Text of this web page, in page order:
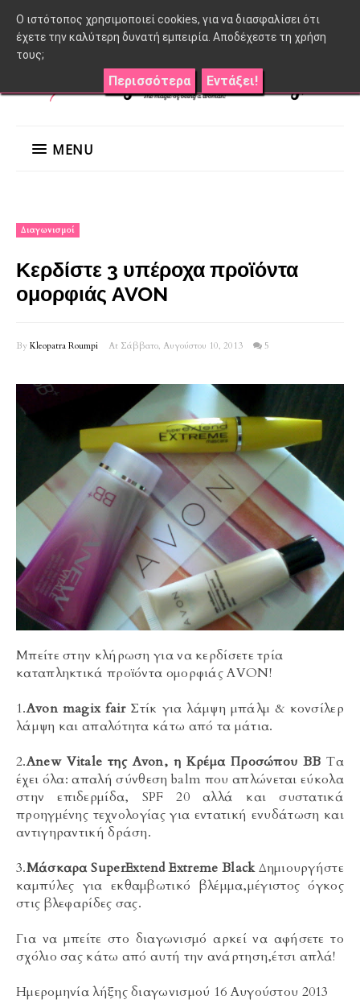
MENU
Διαγωνισμοί
Κερδίστε 3 υπέροχα προϊόντα
ομορφιάς AVON
By Kleopatra Roumpi At Σάββατο, Αυγούστου 10, 2013 5
Μπείτε στην κλήρωση για να κερδίσετε τρία
καταπληκτικά προϊόντα ομορφιάς AVON!
1.Αvon magix fairΣτίκ για λάμψη μπάλμ & κονσίλερ
λάμψη και απαλότητα κάτω από τα μάτια.
2.Anew Vitale της Avon, η Κρέμα Προσώπου ΒΒ Τα
έχει όλα: απαλή σύνθεση balm που απλώνεται εύκολα
στην επιδερμίδα, SPF 20 αλλά και συστατικά
προηγμένης τεχνολογίας για εντατική ενυδάτωση και
αντιγηραντική δράση.
3.Μάσκαρα SuperExtend Extreme BlackΔημιουργήστε
καμπύλες για εκθαμβωτικό βλέμμα,μέγιστος όγκος
στις βλεφαρίδες σας.
Για να μπείτε στο διαγωνισμό αρκεί να αφήσετε το
σχόλιο σας κάτω από αυτή την ανάρτηση,έτσι απλά!
Ημερομηνία λήξης διαγωνισμού 16 Αυγούστου 2013
O ιστότοπος χρησιμοποιεί cookies, για να διασφαλίσει ότι
έχετε την καλύτερη δυνατή εμπειρία. Αποδέχεστε τη χρήση
τους;
Περισσότερα Εντάξει!